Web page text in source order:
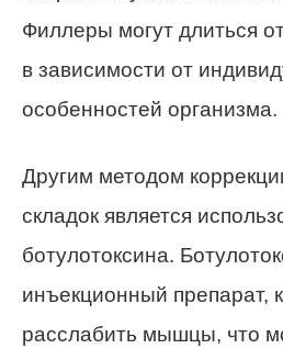
Филлеры могут длиться
в зависимости от
особенностей организма.
Другим методом
складок является
ботулотоксина.
инъекционный препарат,
расслабить мышцы, что